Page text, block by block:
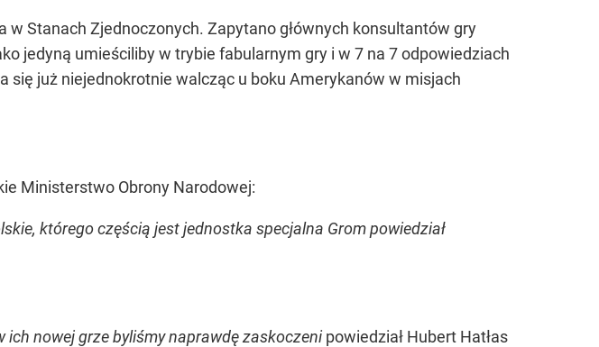
Stanach Zjednoczonych. Zapytano głównych konsultantów gry
jedyną umieściliby w trybie fabularnym gry i w 7 na 7 odpowiedziach
się już niejednokrotnie walcząc u boku Amerykanów w misjach
Ministerstwo Obrony Narodowej:
którego częścią jest jednostka specjalna Grom powiedział
ich nowej grze byliśmy naprawdę zaskoczeni powiedział Hubert Hatłas